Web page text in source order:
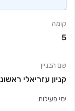
קומה
5
שם הבניין
קניון עזריאלי
ימי פעילות